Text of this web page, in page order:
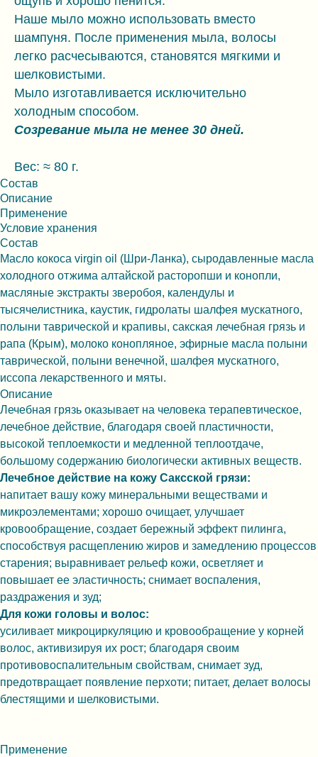
Наше мыло можно использовать вместо
шампуня. После применения мыла, волосы
легко расчесываются, становятся мягкими и
шелковистыми.
Мыло изготавливается исключительно
холодным способом.
Созревание мыла не менее 30 дней.
Вес: ≈ 80 г.
Состав
Описание
Применение
Условие хранения
Состав
Масло кокоса virgin oil (Шри-Ланка), сыродавленные масла
холодного отжима алтайской расторопши и конопли,
масляные экстракты зверобоя, календулы и
тысячелистника, каустик, гидролаты шалфея мускатного,
полыни таврической и крапивы, сакская лечебная грязь и
рапа (Крым), молоко конопляное, эфирные масла полыни
таврической, полыни венечной, шалфея мускатного,
иссопа лекарственного и мяты.
Описание
Лечебная грязь оказывает на человека терапевтическое,
лечебное действие, благодаря своей пластичности,
высокой теплоемкости и медленной теплоотдаче,
большому содержанию биологически активных веществ.
Лечебное действие на кожу Саксской грязи:
напитает вашу кожу минеральными веществами и
микроэлементами; хорошо очищает, улучшает
кровообращение, создает бережный эффект пилинга,
способствуя расщеплению жиров и замедлению процессов
старения; выравнивает рельеф кожи, осветляет и
повышает ее эластичность; снимает воспаления,
раздражения и зуд;
Для кожи головы и волос:
усиливает микроциркуляцию и кровообращение у корней
волос, активизируя их рост; благодаря своим
противовоспалительным свойствам, снимает зуд,
предотвращает появление перхоти; питает, делает волосы
блестящими и шелковистыми.
Применение